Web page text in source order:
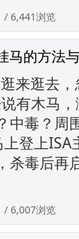
/ 6,441浏览
马的方法
来逛去
有木马
中毒？周
登上ISA
杀毒后再
/ 6,007浏览